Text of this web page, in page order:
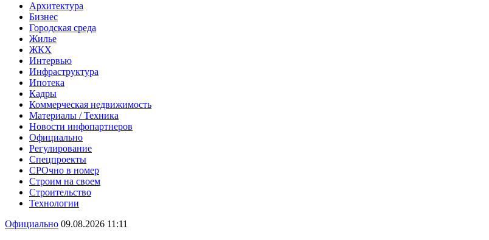
Архитектура
Бизнес
Городская среда
Жилье
ЖКХ
Интервью
Инфраструктура
Ипотека
Кадры
Коммерческая недвижимость
Материалы / Техника
Новости инфопартнеров
Официально
Регулирование
Спецпроекты
СРОчно в номер
Строим на своем
Строительство
Технологии
Официально 09.08.2026 11:11